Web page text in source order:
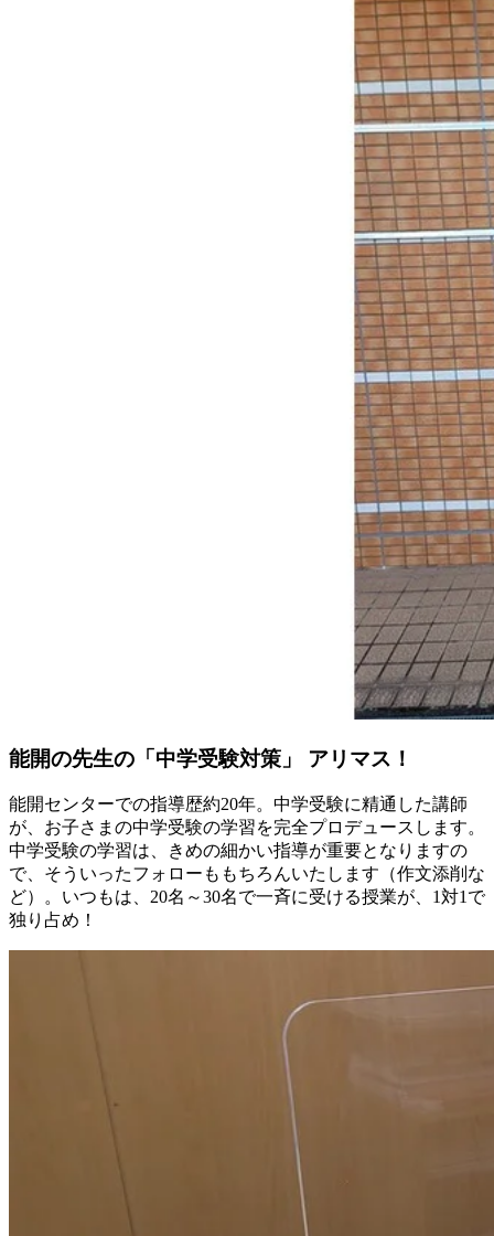
能開の先生の「中学受験対策」 アリマス！
能開センターでの指導歴約20年。中学受験に精通した講師
が、お子さまの中学受験の学習を完全プロデュースします。
中学受験の学習は、きめの細かい指導が重要となりますの
で、そういったフォローももちろんいたします（作文添削な
ど）。いつもは、20名～30名で一斉に受ける授業が、1対1で
独り占め！